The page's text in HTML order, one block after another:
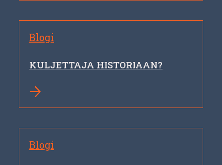
Blogi
KULJETTAJA HISTORIAAN?
Blogi